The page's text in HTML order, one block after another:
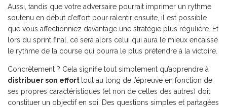
Aussi, tandis que votre adversaire pourrait imprimer un rythme
soutenu en début d’effort pour ralentir ensuite, il est possible
que vous affectionniez davantage une stratégie plus régulière. Et
lors du sprint final, ce sera alors celui qui aura le mieux encaissé
le rythme de la course qui pourra le plus prétendre à la victoire.
Concrètement ? Cela signifie tout simplement qu’apprendre à
distribuer son efforttout au long de l’épreuve en fonction de
ses propres caractéristiques (et non de celles des autres) doit
constituer un objectif en soi. Des questions simples et partagées